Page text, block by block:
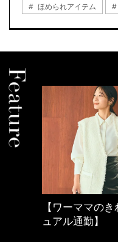
ほめられアイテム
ワーママのきれいめカジ
アル通勤】